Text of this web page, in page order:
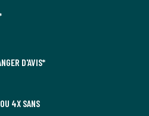
D'AVIS*
4X SANS